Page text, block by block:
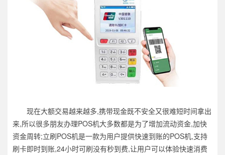
现在大额交易越来越多,携带现金既不安全又很难短时间拿出
来,所以很多朋友办理POS机大多数都是为了增加流动资金,加快
资金周转;立刷POS机是一款为用户提供快速到账的POS机,支持
刷卡即时到账,24小时可刷没有秒到费,让用户可以体验快速消费